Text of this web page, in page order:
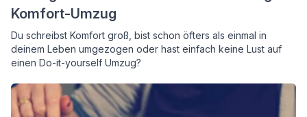
Komfort-Umzug
Du schreibst Komfort groß, bist schon öfters als einmal in
deinem Leben umgezogen oder hast einfach keine Lust auf
einen Do-it-yourself Umzug?